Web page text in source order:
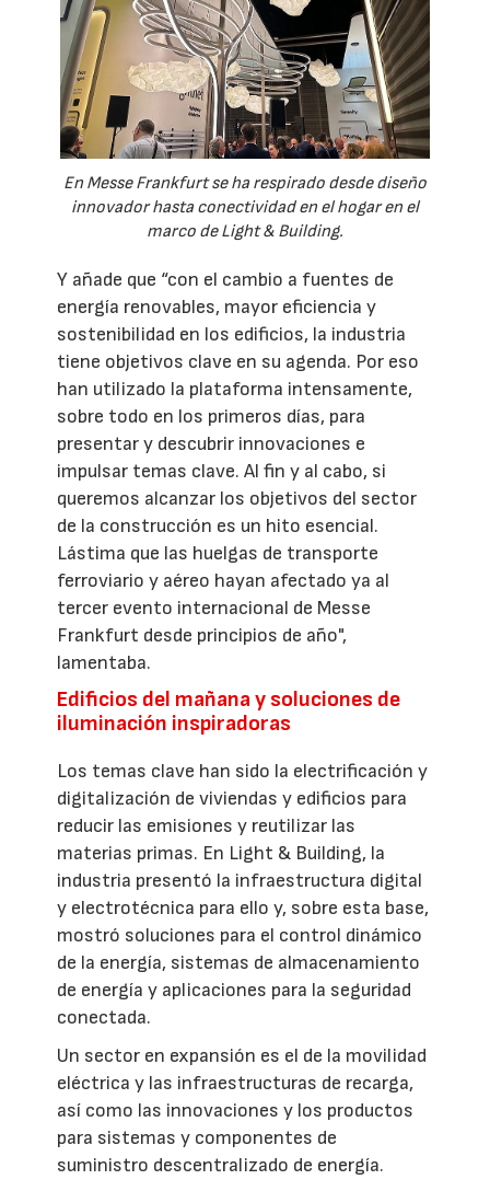
En Messe Frankfurt se ha respirado desde diseño
innovador hasta conectividad en el hogar en el
marco de Light & Building.
Y añade que “con el cambio a fuentes de
energía renovables, mayor eficiencia y
sostenibilidad en los edificios, la industria
tiene objetivos clave en su agenda. Por eso
han utilizado la plataforma intensamente,
sobre todo en los primeros días, para
presentar y descubrir innovaciones e
impulsar temas clave. Al fin y al cabo, si
queremos alcanzar los objetivos del sector
de la construcción es un hito esencial.
Lástima que las huelgas de transporte
ferroviario y aéreo hayan afectado ya al
tercer evento internacional de Messe
Frankfurt desde principios de año",
lamentaba.
Edificios del mañana y soluciones de
iluminación inspiradoras
Los temas clave han sido la electrificación y
digitalización de viviendas y edificios para
reducir las emisiones y reutilizar las
materias primas. En Light & Building, la
industria presentó la infraestructura digital
y electrotécnica para ello y, sobre esta base,
mostró soluciones para el control dinámico
de la energía, sistemas de almacenamiento
de energía y aplicaciones para la seguridad
conectada.
Un sector en expansión es el de la movilidad
eléctrica y las infraestructuras de recarga,
así como las innovaciones y los productos
para sistemas y componentes de
suministro descentralizado de energía.